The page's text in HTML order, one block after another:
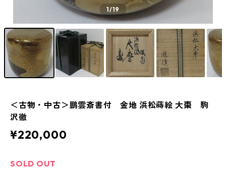
1/19
＜古物・中古＞鵬雲斎書付 金地 浜松蒔絵 大棗 駒
沢徹
¥220,000
SOLD OUT